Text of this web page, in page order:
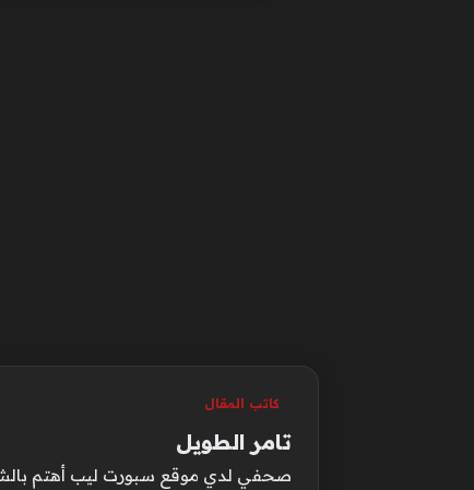
كاتب المقال
تامر الطويل
صحفي لدي موقع سبورت ليب أهتم